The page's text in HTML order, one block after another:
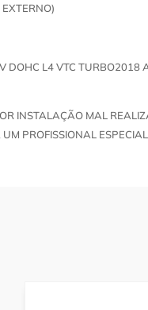
DOHC L4 VTC TURBO2018
INSTALAÇÃO MAL
PROFISSIONAL